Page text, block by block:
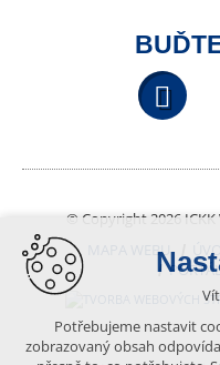
© Copyright 2026 ICKK
MAPA WEBU
Potřebujeme nastavit
zobrazovaný obsah